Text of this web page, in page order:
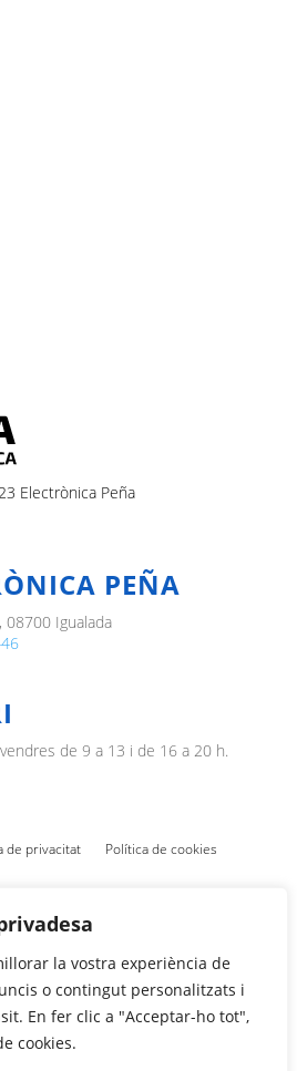
la vostra experiència de
o contingut personalitzats i
En fer clic a "Acceptar-ho tot",
cookies.
Electrònica Peña
PEÑA
08700 Igualada
de 9 a 13 i de 16 a 20 h.
de privacitat Política de cookies